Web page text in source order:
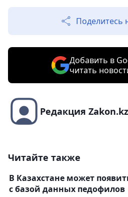
Поделитесь
Добавить в
читать
Редакция Zakon.kz
Читайте также
В Казахстане может
с базой данных педофилов